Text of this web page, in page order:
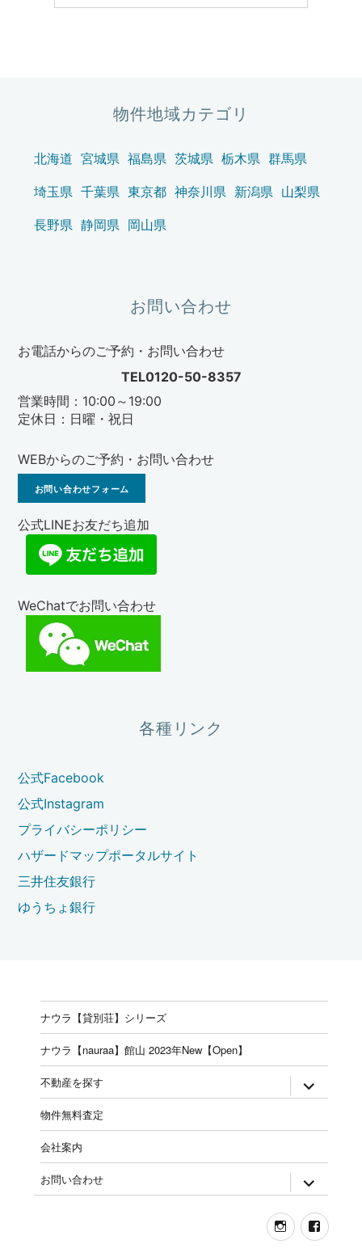
物件地域カテゴリ
北海道 宮城県 福島県 茨城県 栃木県 群馬県
埼玉県 千葉県 東京都 神奈川県 新潟県 山梨県
長野県 静岡県 岡山県
お問い合わせ
お電話からのご予約・お問い合わせ
TEL0120-50-8357
営業時間：10:00～19:00
定休日：日曜・祝日
WEBからのご予約・お問い合わせ
お問い合わせフォーム
公式LINEお友だち追加
WeChatでお問い合わせ
各種リンク
公式Facebook
公式Instagram
プライバシーポリシー
ハザードマップポータルサイト
三井住友銀行
ゆうちょ銀行
ナウラ【貸別荘】シリーズ
ナウラ【nauraa】館山 2023年New【Open】
不動産を探す expand
child
物件無料査定
会社案内
お問い合わせ expand
child
Instagram